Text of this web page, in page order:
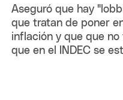
Aseguró que hay
que tratan de poner
inflación y que que
que en el INDEC se